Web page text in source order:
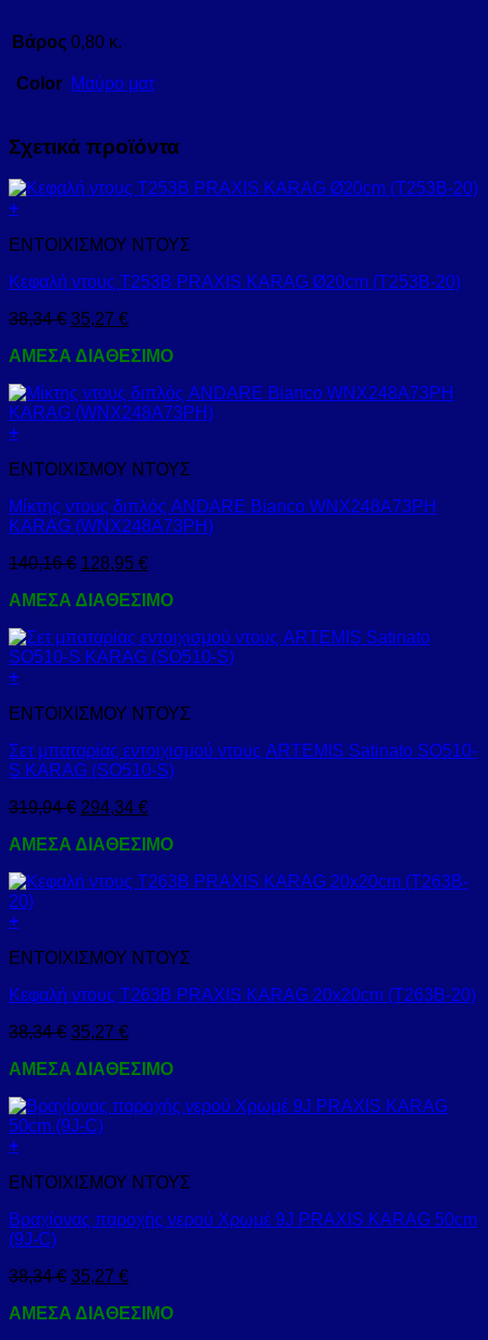
Βάρος 0,80 κ.
Color Μαύρο ματ
Σχετικά προϊόντα
+
ΕΝΤΟΙΧΙΣΜΟΥ ΝΤΟΥΣ
Κεφαλή ντους Τ253Β PRAXIS KARAG Ø20cm (T253B-20)
38,34€ 35,27 €
ΑΜΕΣΑ ΔΙΑΘΕΣΙΜΟ
+
ΕΝΤΟΙΧΙΣΜΟΥ ΝΤΟΥΣ
Μίκτης ντους διπλός ANDARE Bianco WNX248A73PH
KARAG (WNX248A73PH)
140,16€ 128,95 €
ΑΜΕΣΑ ΔΙΑΘΕΣΙΜΟ
+
ΕΝΤΟΙΧΙΣΜΟΥ ΝΤΟΥΣ
Σετ μπαταρίας εντοιχισμού ντους ARTEMIS Satinato SO510-
S KARAG (SO510-S)
319,94€ 294,34 €
ΑΜΕΣΑ ΔΙΑΘΕΣΙΜΟ
+
ΕΝΤΟΙΧΙΣΜΟΥ ΝΤΟΥΣ
Κεφαλή ντους Τ263Β PRAXIS KARAG 20x20cm (T263B-20)
38,34€ 35,27 €
ΑΜΕΣΑ ΔΙΑΘΕΣΙΜΟ
+
ΕΝΤΟΙΧΙΣΜΟΥ ΝΤΟΥΣ
Βραχίονας παροχής νερού Χρωμέ 9J PRAXIS KARAG 50cm
(9J-C)
38,34€ 35,27 €
ΑΜΕΣΑ ΔΙΑΘΕΣΙΜΟ